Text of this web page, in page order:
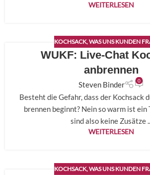
WEITERLESEN
KOCHSACK,WAS UNS KUNDEN
WUKF: Live-Chat
anbrennen
Steven Binder 0
Besteht die Gefahr, dass der Kochsack
brennen beginnt? Nein so warm ist ein
sind also keine Zusätze
WEITERLESEN
KOCHSACK, WAS UNS KUNDEN